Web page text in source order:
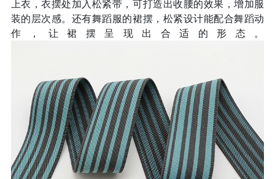
上衣，衣摆处加入松紧带，可打造出收腰的效果，增加服
装的层次感。还有舞蹈服的裙摆，松紧设计能配合舞蹈动
作，让裙摆呈现出合适的形态。